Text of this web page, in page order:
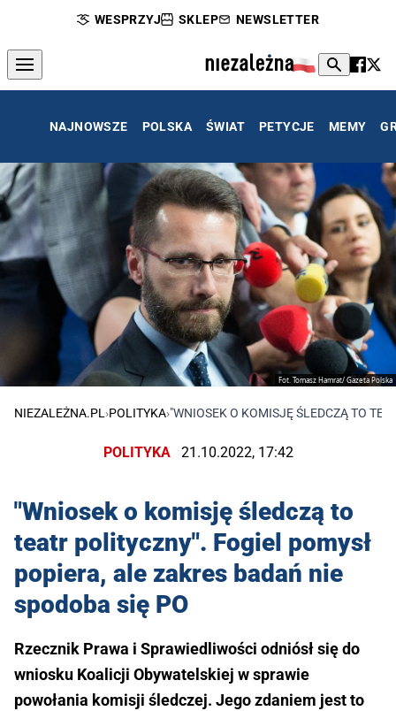
WESPRZYJ SKLEP NEWSLETTER
NAJNOWSZE POLSKA ŚWIAT PETYCJE MEMY
Fot. Tomasz Hamrat/ Gazeta Polska
NIEZALEŻNA.PL ›POLITYKA›"WNIOSEK O KOMISJĘ ŚLEDCZĄ TO
POLITYKA 21.10.2022, 17:42
"Wniosek o komisję śledczą to
teatr polityczny". Fogiel pomysł
popiera, ale zakres badań nie
spodoba się PO
Rzecznik Prawa i Sprawiedliwości odniósł się do
wniosku Koalicji Obywatelskiej w sprawie
powołania komisji śledczej. Jego zdaniem jest to